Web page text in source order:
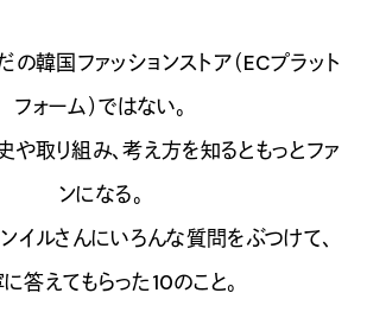
の韓国ファッションストア（ECプラット
フォーム）ではない。
や取り組み、考え方を知るともっとファ
ンになる。
イルさんにいろんな質問をぶつけて、
答えてもらった10のこと。